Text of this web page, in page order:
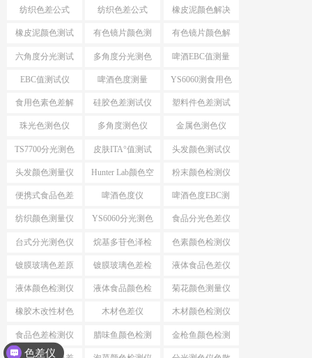
试仪
纺织色差公式
ΔE*CMC
纺织色差公式
△E*94
橡皮泥颜色解决
方案
橡皮泥颜色测试
仪
有色镜片颜色测
量
有色镜片颜色解
决方案
六角度分光测试 多角度分光测色
仪
啤酒EBC值测量
EBC值测试仪 啤酒色度测量 YS6060测食用色
素颜色
食用色素色差解
决方案
硅胶色差测试仪 塑料件色差测试
仪
珠光色测色仪 多角度测色仪 金属色测色仪
TS7700分光测色
测ITA°值
皮肤ITA°值测试
仪
头发颜色测试仪
头发颜色测量仪 Hunter Lab颜色空
间
粉末颜色检测仪
便携式食品色差
仪
啤酒色度仪 啤酒色度EBC测
量仪
纺织颜色测量仪 YS6060分光测色
仪
食品分光色差仪
台式分光测色仪
应用
烷基多苷色泽检
测仪
色素颜色检测仪
镀膜玻璃色差原
因分析
镀膜玻璃色差检
测设备
液体食品色差仪
液体颜色检测仪 液体食品颜色检
测仪
菊花颜色测量仪
橡胶木改性材色
差
木材色差仪 木材颜色检测仪
食品色差检测仪 腊味鱼颜色检测
仪
金枪鱼颜色检测
仪
色差仪